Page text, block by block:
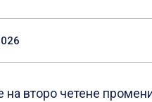
второ четене